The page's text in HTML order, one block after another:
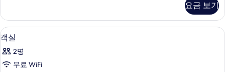
망
사
진
모
두
룸,
부
분
바
다
전
요금 보기
객
실
사
7
객실
2명
무료 WiFi